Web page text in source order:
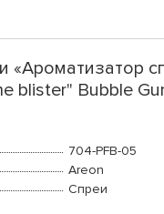
«Ароматизатор
blister" Bubble
704-PFB-05
Areon
Спреи